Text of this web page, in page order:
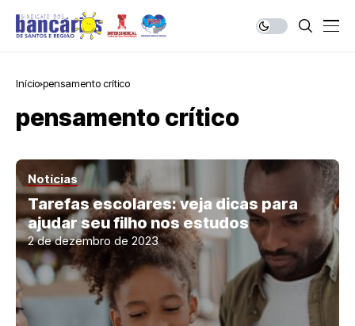
Início pensamento crítico
pensamento crítico
Notícias
Tarefas escolares: veja dicas para
ajudar seu filho nos estudos
2 de dezembro de 2023